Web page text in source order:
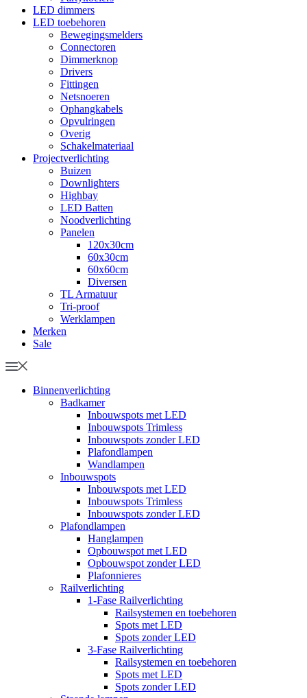
LED dimmers
LED toebehoren
Bewegingsmelders
Connectoren
Dimmerknop
Drivers
Fittingen
Netsnoeren
Ophangkabels
Opvulringen
Overig
Schakelmateriaal
Projectverlichting
Buizen
Downlighters
Highbay
LED Batten
Noodverlichting
Panelen
120x30cm
60x30cm
60x60cm
Diversen
TL Armatuur
Tri-proof
Werklampen
Merken
Sale
Binnenverlichting
Badkamer
Inbouwspots met LED
Inbouwspots Trimless
Inbouwspots zonder LED
Plafondlampen
Wandlampen
Inbouwspots
Inbouwspots met LED
Inbouwspots Trimless
Inbouwspots zonder LED
Plafondlampen
Hanglampen
Opbouwspot met LED
Opbouwspot zonder LED
Plafonnieres
Railverlichting
1-Fase Railverlichting
Railsystemen en toebehoren
Spots met LED
Spots zonder LED
3-Fase Railverlichting
Railsystemen en toebehoren
Spots met LED
Spots zonder LED